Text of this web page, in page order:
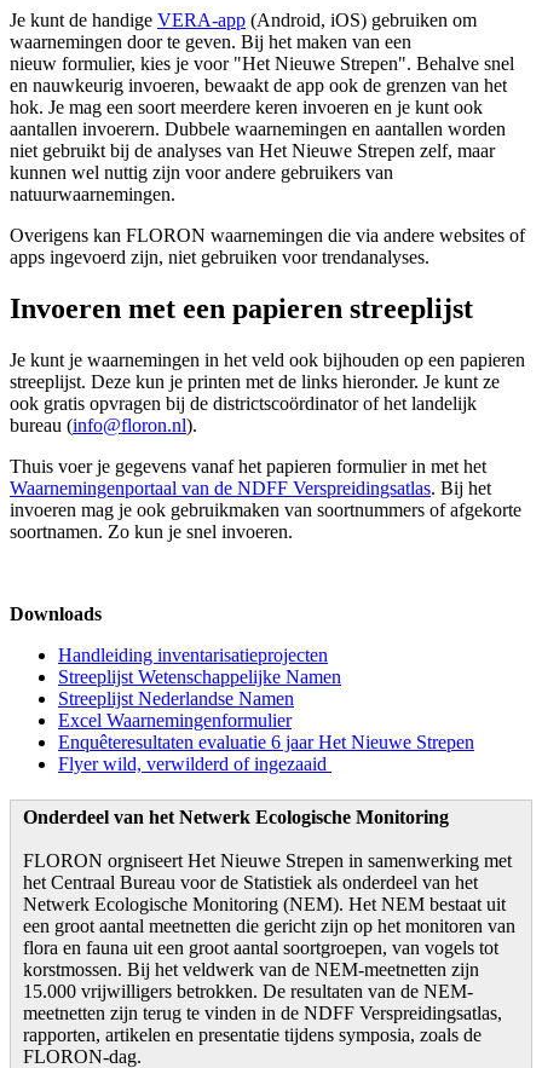
Je kunt de handige VERA-app (Android, iOS) gebruiken om
waarnemingen door te geven. Bij het maken van een
nieuw formulier, kies je voor "Het Nieuwe Strepen". Behalve snel
en nauwkeurig invoeren, bewaakt de app ook de grenzen van het
hok. Je mag een soort meerdere keren invoeren en je kunt ook
aantallen invoerern. Dubbele waarnemingen en aantallen worden
niet gebruikt bij de analyses van Het Nieuwe Strepen zelf, maar
kunnen wel nuttig zijn voor andere gebruikers van
natuurwaarnemingen.
Overigens kan FLORON waarnemingen die via andere websites of
apps ingevoerd zijn, niet gebruiken voor trendanalyses.
Invoeren met een papieren streeplijst
Je kunt je waarnemingen in het veld ook bijhouden op een papieren
streeplijst. Deze kun je printen met de links hieronder. Je kunt ze
ook gratis opvragen bij de districtscoördinator of het landelijk
bureau (info@floron.nl).
Thuis voer je gegevens vanaf het papieren formulier in met het
Waarnemingenportaal van de NDFF Verspreidingsatlas. Bij het
invoeren mag je ook gebruikmaken van soortnummers of afgekorte
soortnamen. Zo kun je snel invoeren.
Downloads
Handleiding inventarisatieprojecten
Streeplijst Wetenschappelijke Namen
Streeplijst Nederlandse Namen
Excel Waarnemingenformulier
Enquêteresultaten evaluatie 6 jaar Het Nieuwe Strepen
Flyer wild, verwilderd of ingezaaid
Onderdeel van het Netwerk Ecologische Monitoring
FLORON orgniseert Het Nieuwe Strepen in samenwerking met
het Centraal Bureau voor de Statistiek als onderdeel van het
Netwerk Ecologische Monitoring (NEM). Het NEM bestaat uit
een groot aantal meetnetten die gericht zijn op het monitoren van
flora en fauna uit een groot aantal soortgroepen, van vogels tot
korstmossen. Bij het veldwerk van de NEM-meetnetten zijn
15.000 vrijwilligers betrokken. De resultaten van de NEM-
meetnetten zijn terug te vinden in de NDFF Verspreidingsatlas,
rapporten, artikelen en presentatie tijdens symposia, zoals de
FLORON-dag.